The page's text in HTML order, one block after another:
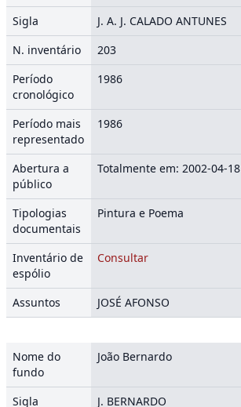
Sigla
J. A. J. CALADO ANTUNES
N. inventário
203
Período
cronológico
1986
Período mais
representado
1986
Abertura a
público
Totalmente em: 2002-04-18
Tipologias
documentais
Pintura e Poema
Inventário de
espólio
Consultar
Assuntos JOSÉ AFONSO
Nome do
fundo
João Bernardo
Sigla
J. BERNARDO